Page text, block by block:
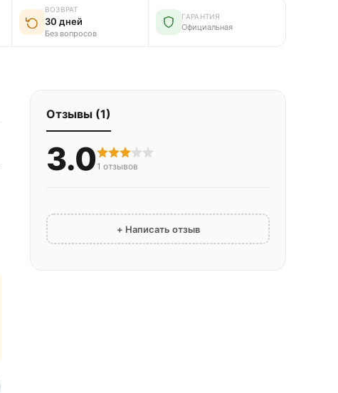
ВОЗВРАТ
30 дней
Без вопросов
ГАРАНТИЯ
Официальная
Отзывы (1)
3.0 1 отзывов
+ Написать отзыв